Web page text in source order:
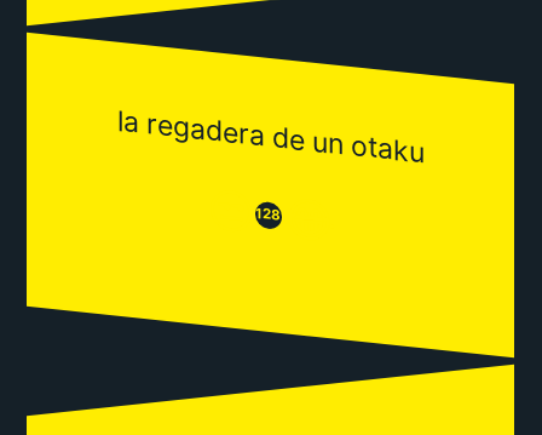
la regadera de un otaku
😒128😂